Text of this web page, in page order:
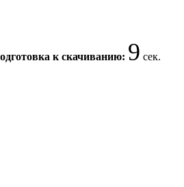
к скачиванию: 8 сек.